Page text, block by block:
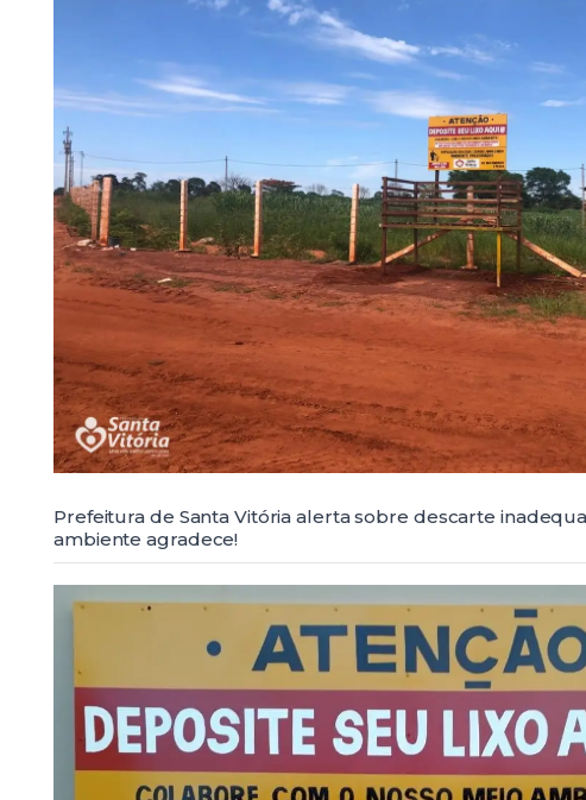
Prefeitura de Santa Vitória alerta sobre descarte
ambiente agradece!